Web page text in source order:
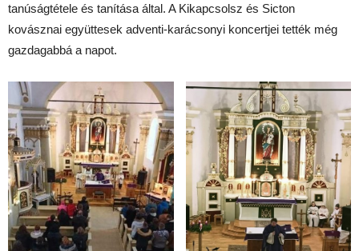
tanúságtétele és tanítása által. A Kikapcsolsz és Sicton
kovásznai együttesek adventi-karácsonyi koncertjei tették még
gazdagabbá a napot.